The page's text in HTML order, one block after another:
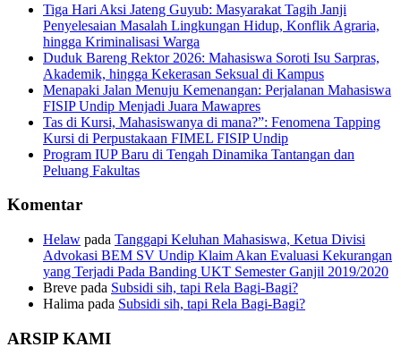
Tiga Hari Aksi Jateng Guyub: Masyarakat Tagih Janji
Penyelesaian Masalah Lingkungan Hidup, Konflik Agraria,
hingga Kriminalisasi Warga
Duduk Bareng Rektor 2026: Mahasiswa Soroti Isu Sarpras,
Akademik, hingga Kekerasan Seksual di Kampus
Menapaki Jalan Menuju Kemenangan: Perjalanan Mahasiswa
FISIP Undip Menjadi Juara Mawapres
Tas di Kursi, Mahasiswanya di mana?”: Fenomena Tapping
Kursi di Perpustakaan FIMEL FISIP Undip
Program IUP Baru di Tengah Dinamika Tantangan dan
Peluang Fakultas
Komentar
Helaw pada Tanggapi Keluhan Mahasiswa, Ketua Divisi
Advokasi BEM SV Undip Klaim Akan Evaluasi Kekurangan
yang Terjadi Pada Banding UKT Semester Ganjil 2019/2020
Breve pada Subsidi sih, tapi Rela Bagi-Bagi?
Halima pada Subsidi sih, tapi Rela Bagi-Bagi?
ARSIP KAMI